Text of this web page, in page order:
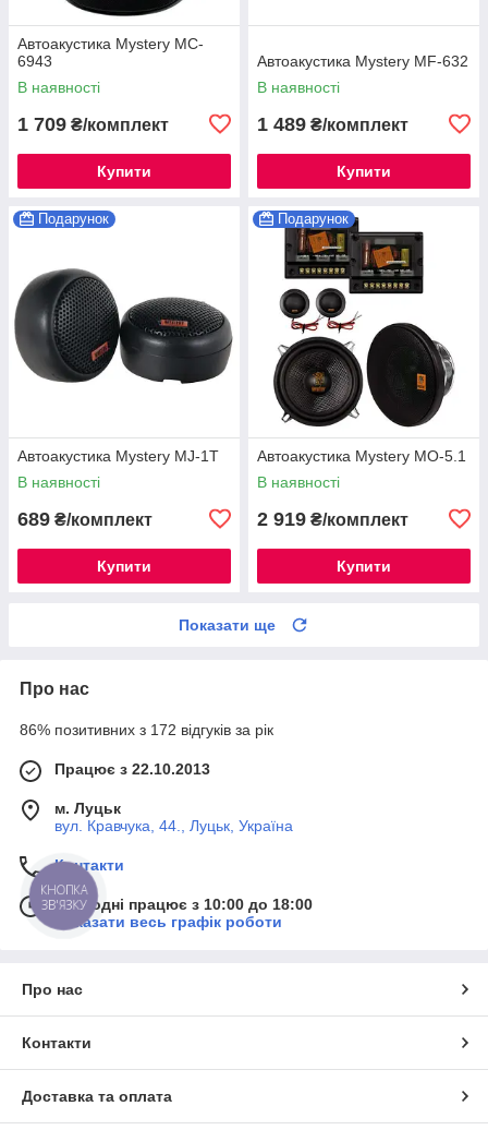
Автоакустика Mystery MC-
6943
В наявності
1 709 ₴/комплект
Купити
Автоакустика Mystery MF-632
В наявності
1 489 ₴/комплект
Купити
Подарунок
Автоакустика Mystery MJ-1T
В наявності
689 ₴/комплект
Купити
Подарунок
Автоакустика Mystery MO-5.1
В наявності
2 919 ₴/комплект
Купити
Показати ще
Про нас
86% позитивних з 172 відгуків за рік
Працює з 22.10.2013
м. Луцьк
вул. Кравчука, 44., Луцьк, Україна
Контакти
Сьогодні працює з 10:00 до 18:00
Показати весь графік роботи
Про нас
Контакти
Доставка та оплата
КНОПКА
ЗВ'ЯЗКУ